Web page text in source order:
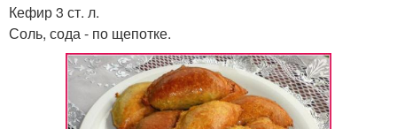
Кефир 3 ст. л.
Соль, сода - по щепотке.